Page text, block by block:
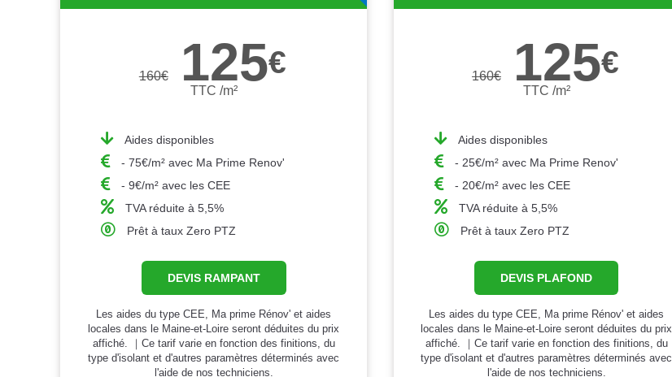
160€ 125€
TTC /m²
Aides disponibles
- 75€/m² avec Ma Prime Renov'
- 9€/m² avec les CEE
TVA réduite à 5,5%
Prêt à taux Zero PTZ
DEVIS RAMPANT
Les aides du type CEE, Ma prime Rénov' et aides
locales dans le Maine-et-Loire seront déduites du prix
affiché. ｜Ce tarif varie en fonction des finitions, du
type d'isolant et d'autres paramètres déterminés avec
l'aide de nos techniciens.
160€ 125€
TTC /m²
Aides disponibles
- 25€/m² avec Ma Prime Renov'
- 20€/m² avec les CEE
TVA réduite à 5,5%
Prêt à taux Zero PTZ
DEVIS PLAFOND
Les aides du type CEE, Ma prime Rénov' et aides
locales dans le Maine-et-Loire seront déduites du prix
affiché. ｜Ce tarif varie en fonction des finitions, du
type d'isolant et d'autres paramètres déterminés avec
l'aide de nos techniciens.